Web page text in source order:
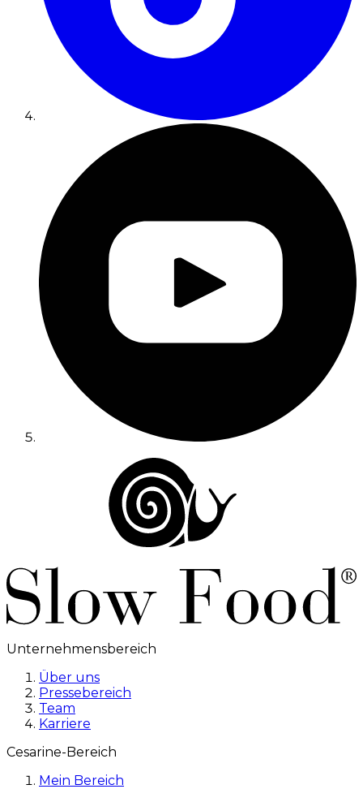
Unternehmensbereich
Über uns
Pressebereich
Team
Karriere
Cesarine-Bereich
Mein Bereich